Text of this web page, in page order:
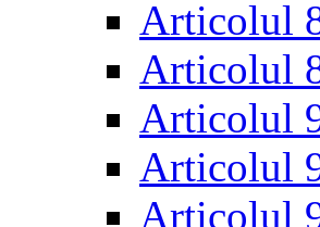
Articolul
Articolul
Articolul
Articolul
Articolul